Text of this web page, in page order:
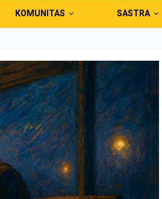
KOMUNITAS SASTRA